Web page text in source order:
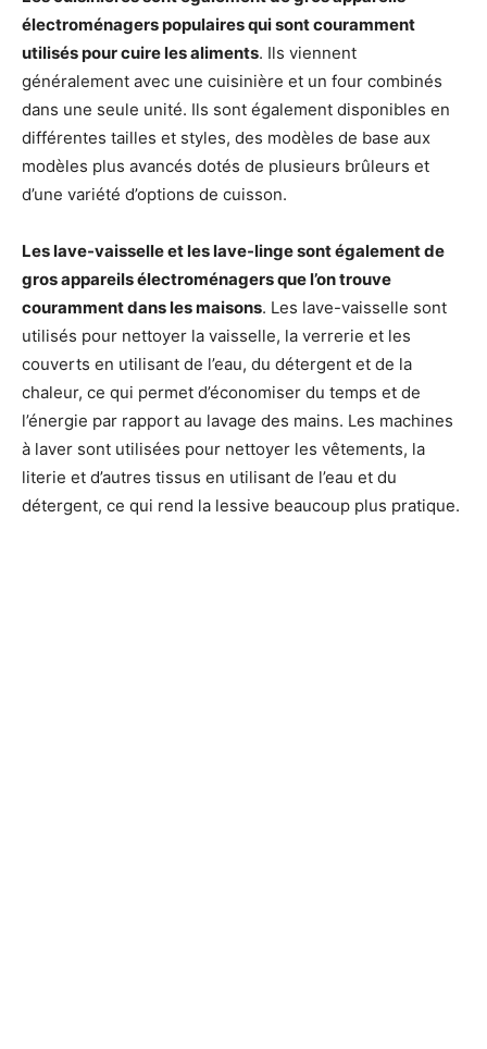
électroménagers populaires qui sont couramment
utilisés pour cuire les aliments. Ils viennent
généralement avec une cuisinière et un four combinés
dans une seule unité. Ils sont également disponibles en
différentes tailles et styles, des modèles de base aux
modèles plus avancés dotés de plusieurs brûleurs et
d’une variété d’options de cuisson.
Les lave-vaisselle et les lave-linge sont également de
gros appareils électroménagers que l’on trouve
couramment dans les maisons. Les lave-vaisselle sont
utilisés pour nettoyer la vaisselle, la verrerie et les
couverts en utilisant de l’eau, du détergent et de la
chaleur, ce qui permet d’économiser du temps et de
l’énergie par rapport au lavage des mains. Les machines
à laver sont utilisées pour nettoyer les vêtements, la
literie et d’autres tissus en utilisant de l’eau et du
détergent, ce qui rend la lessive beaucoup plus pratique.